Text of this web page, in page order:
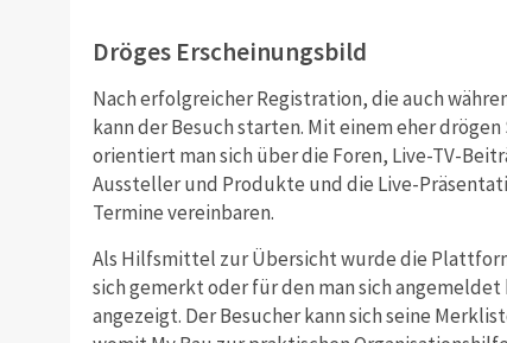
Dröges Erscheinungsbild
Nach erfolgreicher Registration, die auch
kann der Besuch starten. Mit einem eher
orientiert man sich über die Foren, Live-TV-
Aussteller und Produkte und die Live-
Termine vereinbaren.
Als Hilfsmittel zur Übersicht wurde die
sich gemerkt oder für den man sich
angezeigt. Der Besucher kann sich seine